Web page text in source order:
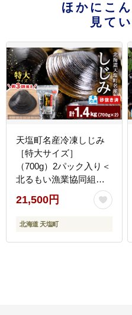
ほかにこ
見て
天塩町名産冷凍しじみ
［特大サイズ］
（700g）2パック入り＜
北るもい漁業協同組合
天塩支所＞
21,500円
北海道 天塩町